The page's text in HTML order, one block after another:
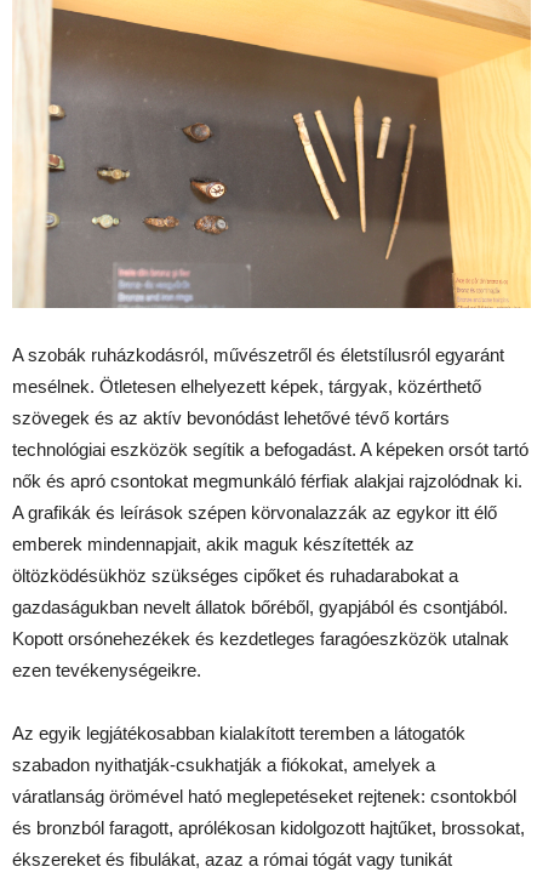
A szobák ruházkodásról, művészetről és életstílusról egyaránt
mesélnek. Ötletesen elhelyezett képek, tárgyak, közérthető
szövegek és az aktív bevonódást lehetővé tévő kortárs
technológiai eszközök segítik a befogadást. A képeken orsót tartó
nők és apró csontokat megmunkáló férfiak alakjai rajzolódnak ki.
A grafikák és leírások szépen körvonalazzák az egykor itt élő
emberek mindennapjait, akik maguk készítették az
öltözködésükhöz szükséges cipőket és ruhadarabokat a
gazdaságukban nevelt állatok bőréből, gyapjából és csontjából.
Kopott orsónehezékek és kezdetleges faragóeszközök utalnak
ezen tevékenységeikre.
Az egyik legjátékosabban kialakított teremben a látogatók
szabadon nyithatják-csukhatják a fiókokat, amelyek a
váratlanság örömével ható meglepetéseket rejtenek: csontokból
és bronzból faragott, aprólékosan kidolgozott hajtűket, brossokat,
ékszereket és fibulákat, azaz a római tógát vagy tunikát